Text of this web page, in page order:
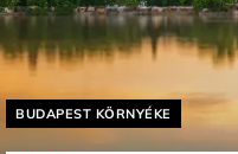
Helyszín címkék:
BUDAPEST KÖRNYÉKE